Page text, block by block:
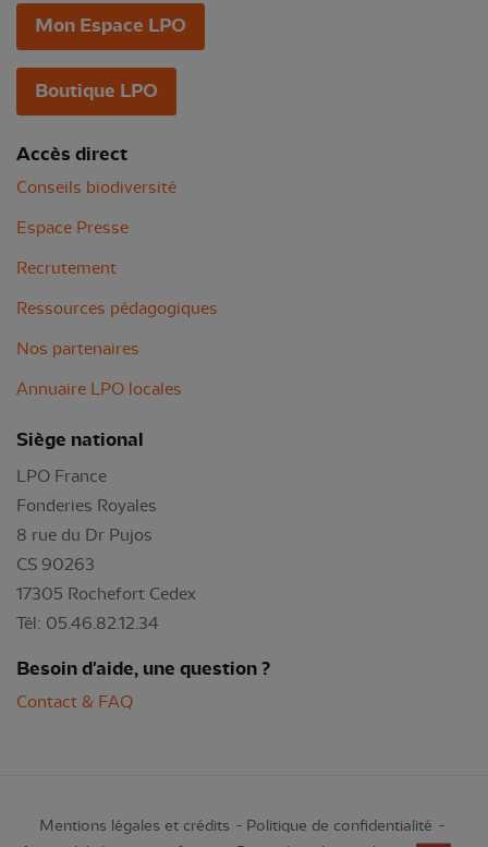
Mon Espace LPO
Boutique LPO
Accès direct
Conseils biodiversité
Espace Presse
Recrutement
Ressources pédagogiques
Nos partenaires
Annuaire LPO locales
Siège national
LPO France
Fonderies Royales
8 rue du Dr Pujos
CS 90263
17305 Rochefort Cedex
Tél: 05.46.82.12.34
Besoin d'aide, une question ?
Contact & FAQ
Mentions légales et crédits
Politique de confidentialité